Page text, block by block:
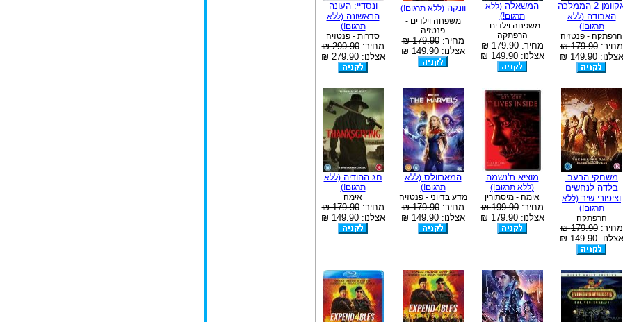
אקוומן 2 הממלכה
האבודה(ללא
תרגום!)
הרפתקה - פנטזיה
מחיר:179.90 ₪
אצלנו: 149.90 ₪
המשאלה (ללא
תרגום!)
משפחה וילדים -
הרפתקה
מחיר:179.90 ₪
אצלנו: 149.90 ₪
וונקה(ללא תרגום!)
משפחה וילדים -
פנטזיה
מחיר:179.90 ₪
אצלנו: 149.90 ₪
ונסדיי: העונה
הראשונה(ללא
תרגום!)
סדרות - פנטזיה
מחיר:299.90 ₪
אצלנו: 279.90 ₪
משחקי הרעב:
בלדה לנחשים
וציפורי שיר (ללא
תרגום!)
הרפתקה
מחיר:179.90 ₪
אצלנו: 149.90 ₪
מוציא ת'נשמה
(ללא תרגום!)
אימה - מיסתורין
מחיר:199.90 ₪
אצלנו: 179.90 ₪
המארוולס(ללא
תרגום!)
מדע בדיוני - פנטזיה
מחיר:179.90 ₪
אצלנו: 149.90 ₪
חג ההודיה(ללא
תרגום!)
אימה
מחיר:179.90 ₪
אצלנו: 149.90 ₪